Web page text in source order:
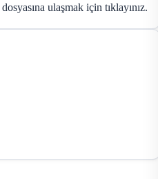
dosyasına ulaşmak için tıklayınız.